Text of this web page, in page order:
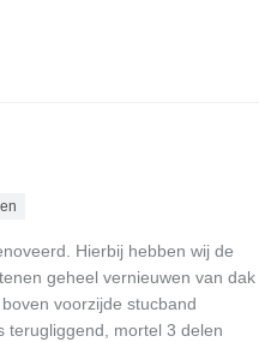
Hierbij hebben wij de
geheel vernieuwen van dak
voorzijde stucband
terugliggend, mortel 3 delen